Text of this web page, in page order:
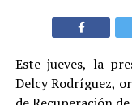
Este jueves, la
Delcy Rodríguez,